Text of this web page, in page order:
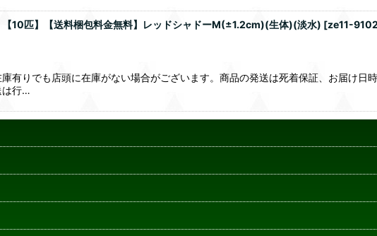
【10匹】【送料梱包料金無料】レッドシャドーM(±1.2cm)(生体)(淡水) [ze11-
有りでも店頭に在庫がない場合がございます。商品の発送は死着保証、お届け
は行…